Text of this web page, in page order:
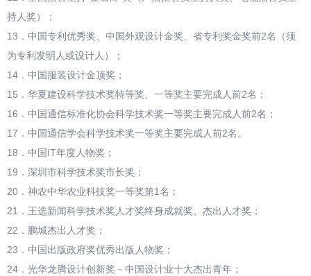
持人奖）；
13．中国专利优秀奖、中国外观设计金奖、省专利奖金奖前2名（须
为专利发明人或设计人）；
14．中国服装设计金顶奖；
15．华夏建设科学技术奖特等奖、一等奖主要完成人前2名；
16．中国通信标准化协会科学技术奖一等奖主要完成人前2名；
17．中国通信学会科学技术奖一等奖主要完成人前2名。
18．中国IT年度人物奖；
19．深圳市科学技术奖市长奖；
20．神农中华农业科技奖一等奖第1名；
21．王选新闻科学技术奖人才奖终身成就奖、杰出人才奖；
22．鹏城杰出人才奖；
23．中国出版政府奖优秀出版人物奖；
24．光华龙腾设计创新奖－中国设计业十大杰出青年；